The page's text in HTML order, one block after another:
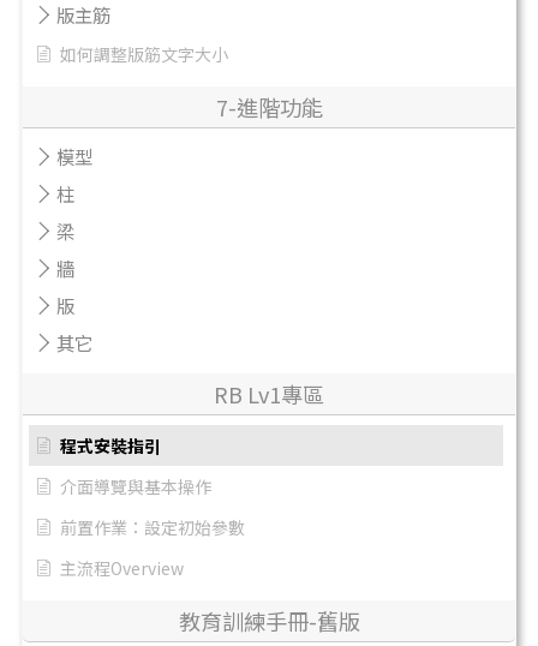
版主筋
如何調整版筋文字大小
7-進階功能
模型
柱
梁
牆
版
其它
RB Lv1專區
程式安裝指引
介面導覽與基本操作
前置作業：設定初始參數
主流程Overview
教育訓練手冊-舊版